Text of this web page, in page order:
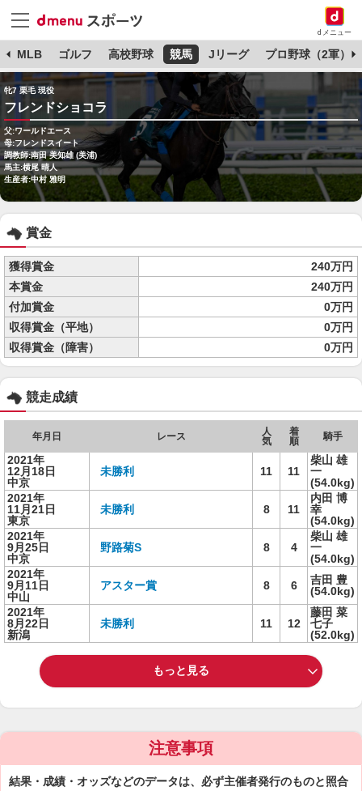
dメニュー
MLB ゴルフ 高校野球 競馬 Jリーグ プロ野球（2軍）
牝7 栗毛 現役
フレンドショコラ
父:ワールドエース
母:フレンドスイート
調教師:南田 美知雄 (美浦)
馬主:横尾 晴人
生産者:中村 雅明
賞金
獲得賞金
240万円
本賞金
240万円
付加賞金
0万円
収得賞金（平地）
0万円
収得賞金（障害）
0万円
競走成績
年月日 レース
人
気
着
順
騎手
2021年
12月18日
中京
未勝利 11 11
柴山 雄
一
(54.0kg)
2021年
11月21日
東京
未勝利 8 11
内田 博
幸
(54.0kg)
2021年
9月25日
中京
野路菊S 8 4
柴山 雄
一
(54.0kg)
2021年
9月11日
中山
アスター賞 8 6
吉田 豊
(54.0kg)
2021年
8月22日
新潟
未勝利 11 12
藤田 菜
七子
(52.0kg)
もっと見る
注意事項
結果・成績・オッズなどのデータは、必ず主催者発行のものと照合